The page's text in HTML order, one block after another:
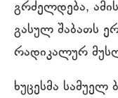
გრძელდება,
გასულ შაბათს
რადიკალურ
ხუცესმა სამუელ